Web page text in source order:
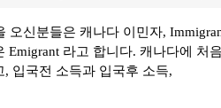
Emigrant 라고 합니다. 캐나다에 처
, 입국전 소득과 입국후 소득,